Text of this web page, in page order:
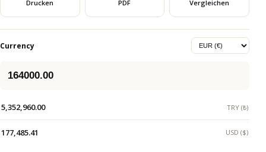
Drucken PDF Vergleichen
Currency
5,352,960.00 TRY (₺)
177,485.41 USD ($)